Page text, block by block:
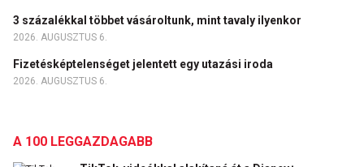
3 százalékkal többet vásároltunk, mint tavaly ilyenkor
2026. AUGUSZTUS 6.
Fizetésképtelenséget jelentett egy utazási iroda
2026. AUGUSZTUS 6.
A 100 LEGGAZDAGABB